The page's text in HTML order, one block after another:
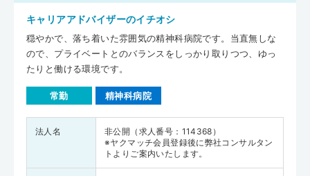
キャリアアドバイザーのイチオシ
穏やかで、落ち着いた雰囲気の精神科病院です。当直無しな
ので、プライベートとのバランスをしっかり取りつつ、ゆっ
たりと働ける環境です。
常勤 精神科病院
法人名
非公開（求人番号：114368）
※ヤクマッチ会員登録後に弊社コンサルタン
トよりご案内いたします。